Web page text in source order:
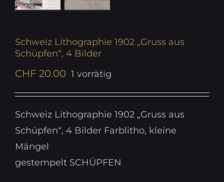
Schweiz Lithographie 1902 „Gruss aus
Schüpfen“, 4 Bilder
CHF 20.00 1 vorrätig
Schweiz Lithographie 1902 „Gruss aus
Schüpfen“, 4 Bilder Farblitho, kleine
Mängel
gestempelt SCHÜPFEN